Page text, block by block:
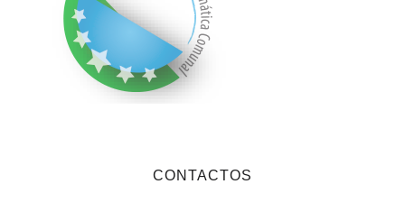
CONTACTOS